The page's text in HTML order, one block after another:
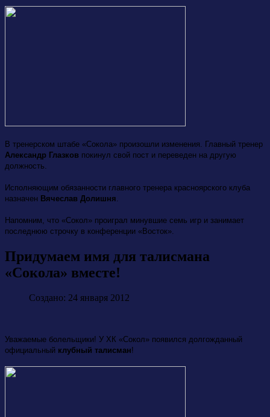
В тренерском штабе «Сокола» произошли изменения. Главный тренер
Александр Глазков покинул свой пост и переведен на другую
должность.
Исполняющим обязанности главного тренера красноярского клуба
назначен Вячеслав Долишня
Напомним, что «Сокол» проиграл минувшие семь игр и занимает
последнюю строчку в конференции «Восток».
Придумаем имя для талисмана
«Сокола» вместе!
Создано: 24 января 2012
Уважаемые болельщики! У ХК «Сокол» появился долгожданный
официальный клубный талисман!